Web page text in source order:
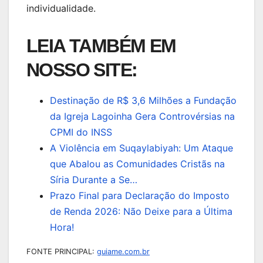
individualidade.
LEIA TAMBÉM EM
NOSSO SITE:
Destinação de R$ 3,6 Milhões a Fundação
da Igreja Lagoinha Gera Controvérsias na
CPMI do INSS
A Violência em Suqaylabiyah: Um Ataque
que Abalou as Comunidades Cristãs na
Síria Durante a Se…
Prazo Final para Declaração do Imposto
de Renda 2026: Não Deixe para a Última
Hora!
FONTE PRINCIPAL: guiame.com.br